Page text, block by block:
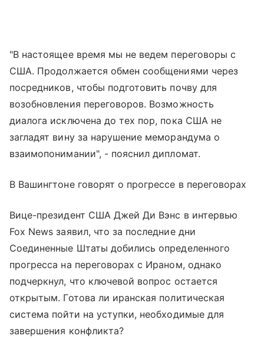
"В настоящее время мы не ведем переговоры с
США. Продолжается обмен сообщениями через
посредников, чтобы подготовить почву для
возобновления переговоров. Возможность
диалога исключена до тех пор, пока США не
загладят вину за нарушение меморандума о
взаимопонимании", - пояснил дипломат.
В Вашингтоне говорят о прогрессе в переговорах
Вице-президент США Джей Ди Вэнс в интервью
Fox News заявил, что за последние дни
Соединенные Штаты добились определенного
прогресса на переговорах с Ираном, однако
подчеркнул, что ключевой вопрос остается
открытым. Готова ли иранская политическая
система пойти на уступки, необходимые для
завершения конфликта?